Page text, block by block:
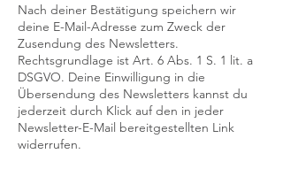
Nach deiner Bestätigung speichern wir
deine E-Mail-Adresse zum Zweck der
Zusendung des Newsletters.
Rechtsgrundlage ist Art. 6 Abs. 1 S. 1 lit. a
DSGVO. Deine Einwilligung in die
Übersendung des Newsletters kannst du
jederzeit durch Klick auf den in jeder
Newsletter-E-Mail bereitgestellten Link
widerrufen.